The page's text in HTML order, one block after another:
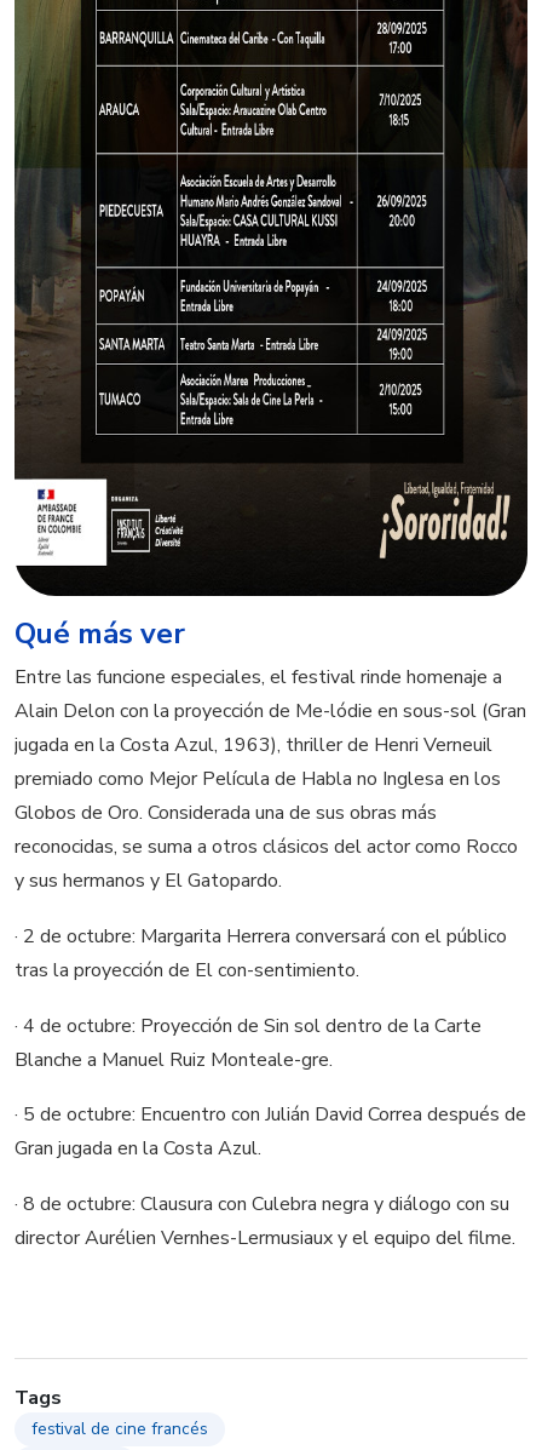
Qué más ver
Entre las funcione especiales, el festival rinde homenaje a
Alain Delon con la proyección de Me-lódie en sous-sol (Gran
jugada en la Costa Azul, 1963), thriller de Henri Verneuil
premiado como Mejor Película de Habla no Inglesa en los
Globos de Oro. Considerada una de sus obras más
reconocidas, se suma a otros clásicos del actor como Rocco
y sus hermanos y El Gatopardo.
· 2 de octubre: Margarita Herrera conversará con el público
tras la proyección de El con-sentimiento.
· 4 de octubre: Proyección de Sin sol dentro de la Carte
Blanche a Manuel Ruiz Monteale-gre.
· 5 de octubre: Encuentro con Julián David Correa después de
Gran jugada en la Costa Azul.
· 8 de octubre: Clausura con Culebra negra y diálogo con su
director Aurélien Vernhes-Lermusiaux y el equipo del filme.
Tags
festival de cine francés